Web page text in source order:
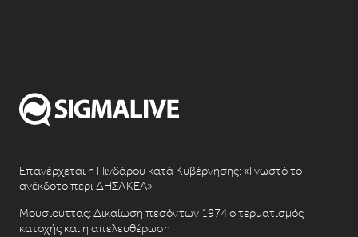
Επανέρχεται η Πινδάρου κατά Κυβέρνησης: «Γνωστό το
ανέκδοτο περι ΔΗΣΑΚΕΛ»
Μουσιούττας: Δικαίωση πεσόντων 1974 ο τερματισμός
κατοχής και η απελευθέρωση